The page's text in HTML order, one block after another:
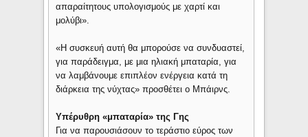
απαραίτητους υπολογισμούς με χαρτί και
μολύβι».
«Η συσκευή αυτή θα μπορούσε να συνδυαστεί,
για παράδειγμα, με μια ηλιακή μπαταρία, για
να λαμβάνουμε επιπλέον ενέργεια κατά τη
διάρκεια της νύχτας» προσθέτει ο Μπάιρνς.
Υπέρυθρη «μπαταρία» της Γης
Για να παρουσιάσουν το τεράστιο εύρος των